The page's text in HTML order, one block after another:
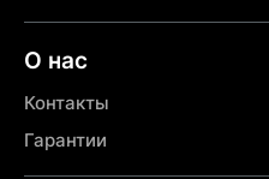
О нас
Контакты
Гарантии